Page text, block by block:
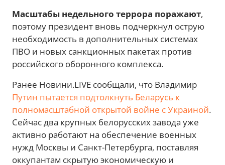
Масштабы недельного террора поражают,
поэтому президент вновь подчеркнул острую
необходимость в дополнительных системах
ПВО и новых санкционных пакетах против
российского оборонного комплекса.
Ранее Новини.LIVE сообщали, что Владимир
Путин пытается подтолкнуть Беларусь к
полномасштабной открытой войне с Украиной.
Сейчас два крупных белорусских завода уже
активно работают на обеспечение военных
нужд Москвы и Санкт-Петербурга, поставляя
оккупантам скрытую экономическую и